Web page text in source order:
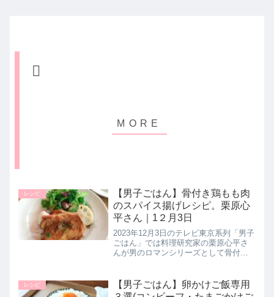
レシピ
【男子ごはん】骨付き鶏もも肉
のスパイス揚げレシピ。栗原心
平さん｜1２月3日
2023年12月3日のテレビ東京系列「男子
ごはん」では料理研究家の栗原心平さ
んが男のロマンシリーズとして骨付き
れたので詳しく紹介します。>>男子ご
はん記事一覧はこちら▼男子...
レシピ
【男子ごはん】卵かけご飯専用